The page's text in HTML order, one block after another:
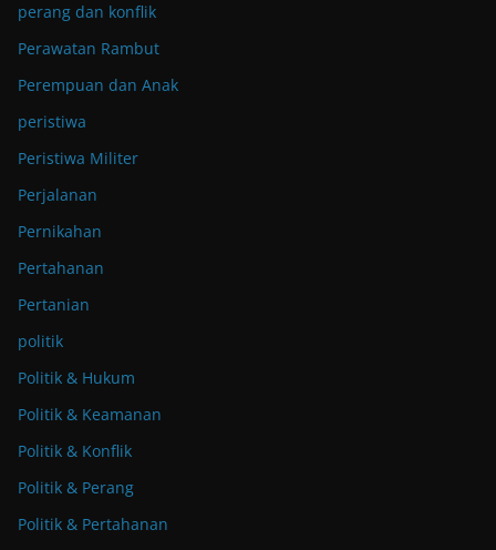
perang dan konflik
Perawatan Rambut
Perempuan dan Anak
peristiwa
Peristiwa Militer
Perjalanan
Pernikahan
Pertahanan
Pertanian
politik
Politik & Hukum
Politik & Keamanan
Politik & Konflik
Politik & Perang
Politik & Pertahanan